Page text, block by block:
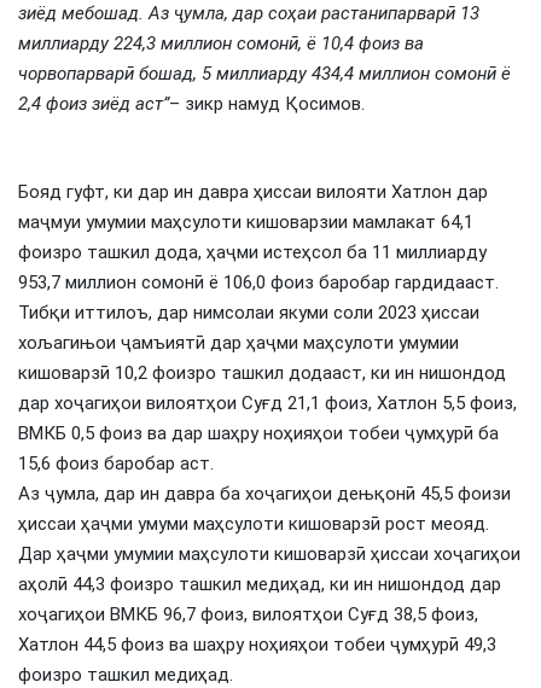
зиёд мебошад. Аз ҷумла, дар соҳаи растанипарварӣ 13
миллиарду 224,3 миллион сомонӣ, ё 10,4 фоиз ва
чорвопарварӣ бошад, 5 миллиарду 434,4 миллион сомонӣ ё
2,4 фоиз зиёд аст”– зикр намуд Қосимов.
Бояд гуфт, ки дар ин давра ҳиссаи вилояти Хатлон дар
маҷмуи умумии маҳсулоти кишоварзии мамлакат 64,1
фоизро ташкил дода, ҳаҷми истеҳсол ба 11 миллиарду
953,7 миллион сомонӣ ё 106,0 фоиз баробар гардидааст.
Тибқи иттилоъ, дар нимсолаи якуми соли 2023 ҳиссаи
хољагињои ҷамъиятӣ дар ҳаҷми маҳсулоти умумии
кишоварзӣ 10,2 фоизро ташкил додааст, ки ин нишондод
дар хоҷагиҳои вилоятҳои Суғд 21,1 фоиз, Хатлон 5,5 фоиз,
ВМКБ 0,5 фоиз ва дар шаҳру ноҳияҳои тобеи ҷумҳурӣ ба
15,6 фоиз баробар аст.
Аз ҷумла, дар ин давра ба хоҷагиҳои дењқонӣ 45,5 фоизи
ҳиссаи ҳаҷми умуми маҳсулоти кишоварзӣ рост меояд.
Дар ҳаҷми умумии маҳсулоти кишоварзӣ ҳиссаи хоҷагиҳои
аҳолӣ 44,3 фоизро ташкил медиҳад, ки ин нишондод дар
хоҷагиҳои ВМКБ 96,7 фоиз, вилоятҳои Суғд 38,5 фоиз,
Хатлон 44,5 фоиз ва шаҳру ноҳияҳои тобеи ҷумҳурӣ 49,3
фоизро ташкил медиҳад.